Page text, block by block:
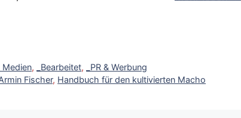
Medien, _Bearbeitet,
_PR & Werbung
Fischer, Handbuch für den kultivierten Macho